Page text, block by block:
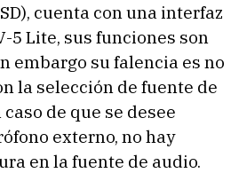
cuenta con una interfaz
5 Lite, sus funciones son
embargo su falencia es no
la selección de fuente de
de que se desee
externo, no hay
en la fuente de audio.